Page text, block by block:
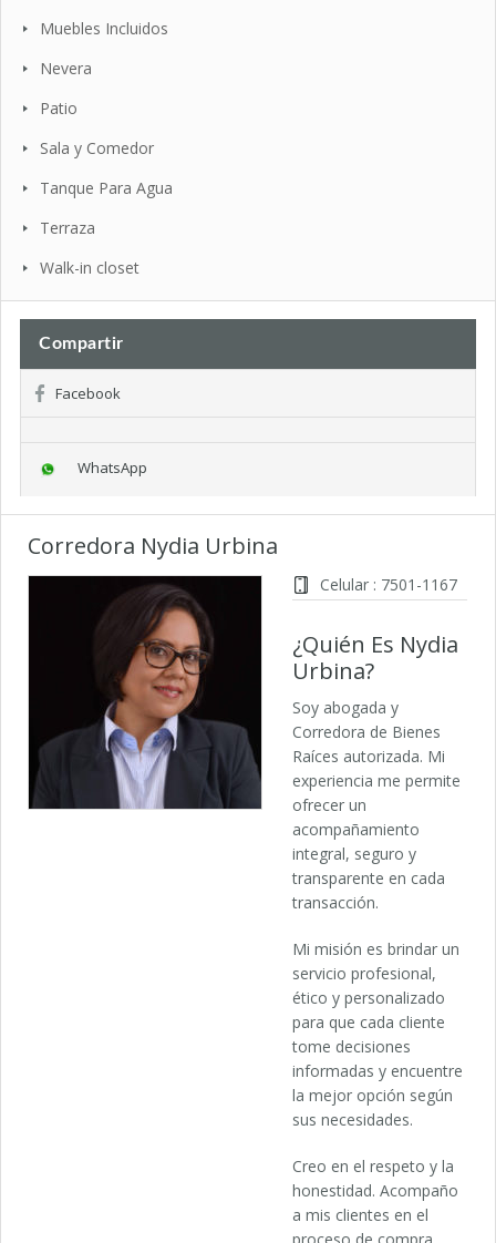
Muebles Incluidos
Nevera
Patio
Sala y Comedor
Tanque Para Agua
Terraza
Walk-in closet
Compartir
Facebook
WhatsApp
Corredora Nydia Urbina
Celular : 7501-1167
¿Quién Es Nydia
Urbina?
Soy abogada y
Corredora de Bienes
Raíces autorizada. Mi
experiencia me permite
ofrecer un
acompañamiento
integral, seguro y
transparente en cada
transacción.
Mi misión es brindar un
servicio profesional,
ético y personalizado
para que cada cliente
tome decisiones
informadas y encuentre
la mejor opción según
sus necesidades.
Creo en el respeto y la
honestidad. Acompaño
a mis clientes en el